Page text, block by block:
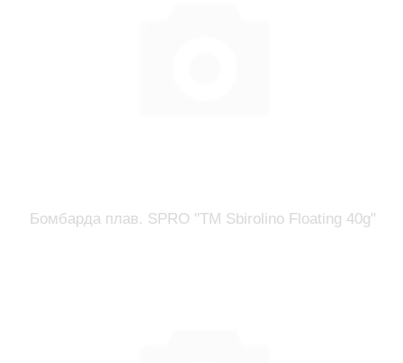
Бомбарда плав. SPRO "TM Sbirolino Floating 40g"